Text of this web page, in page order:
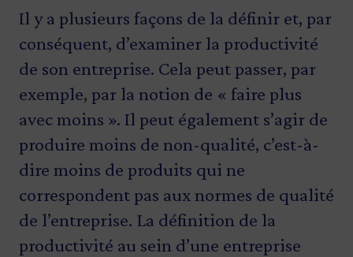
Il y a plusieurs façons de la définir et, par
conséquent, d’examiner la productivité
de son entreprise. Cela peut passer, par
exemple, par la notion de « faire plus
avec moins ». Il peut également s’agir de
produire moins de non-qualité, c’est-à-
dire moins de produits qui ne
correspondent pas aux normes de qualité
de l’entreprise. La définition de la
productivité au sein d’une entreprise